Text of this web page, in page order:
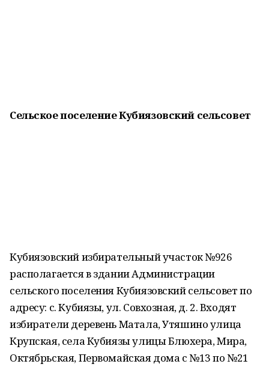
Сельское поселение Кубиязовский сельсовет
Кубиязовский избирательный участок №926
располагается в здании Администрации
сельского поселения Кубиязовский сельсовет по
адресу: с. Кубиязы, ул. Совхозная, д. 2. Входят
избиратели деревень Матала, Утяшино улица
Крупская, села Кубиязы улицы Блюхера, Мира,
Октябрьская, Первомайская дома с №13 по №21